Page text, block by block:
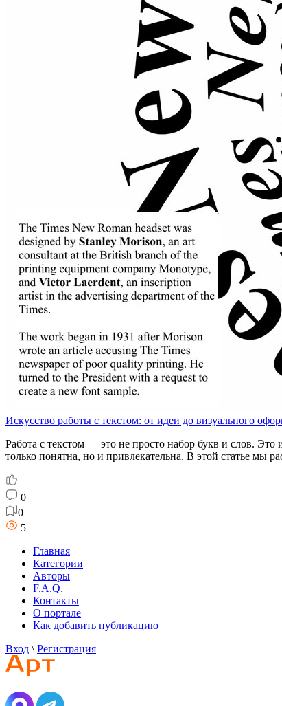
Искусство работы с текстом: от идеи до визуального
Работа с текстом — это не просто набор букв и слов.
только понятна, но и привлекательна. В этой статье
0
0
5
Главная
Категории
Авторы
F.A.Q.
Контакты
О портале
Как добавить публикацию
Вход \ Регистрация